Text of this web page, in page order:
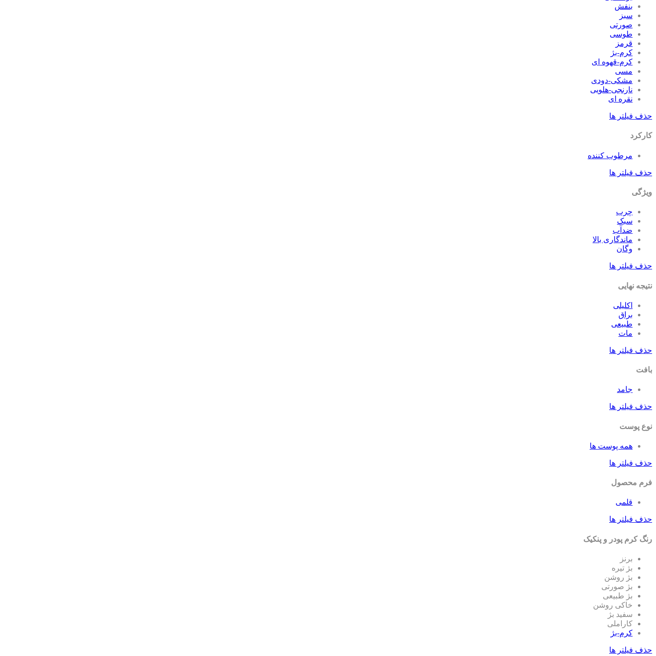
بنفش
سبز
صورتی
طوسی
قرمز
کرم-بژ
کرم-قهوه ای
مسی
مشکی-دودی
نارنجی-هلویی
نقره ای
حذف فیلتر ها
کارکرد
مرطوب کننده
حذف فیلتر ها
ویژگی
چرب
سبک
ضدآب
ماندگاری بالا
وگان
حذف فیلتر ها
نتیجه نهایی
اکلیلی
براق
طبیعی
مات
حذف فیلتر ها
بافت
جامد
حذف فیلتر ها
نوع پوست
همه پوست ها
حذف فیلتر ها
فرم محصول
قلمی
حذف فیلتر ها
رنگ کرم پودر و پنکیک
برنز
بژ تیره
بژ روشن
بژ صورتی
بژ طبیعی
خاکی روشن
سفید بژ
کاراملی
کرم-بژ
حذف فیلتر ها